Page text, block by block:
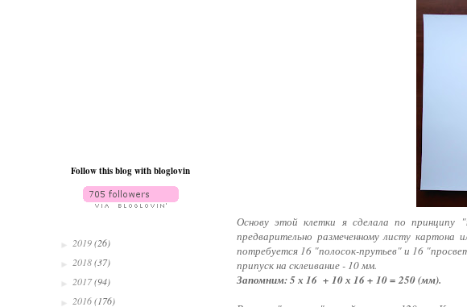
Основу этой клетки я сделала по
предварительно размеченному листу
потребуется 16 "полосок-прутьев" и 16
припуск на склеивание - 10 мм.
Запомним: 5 х 16 + 10 х 16 + 10 = 250 (мм).
Follow this blog with bloglovin
► 2019(26)
► 2018(37)
► 2017(94)
► 2016(176)